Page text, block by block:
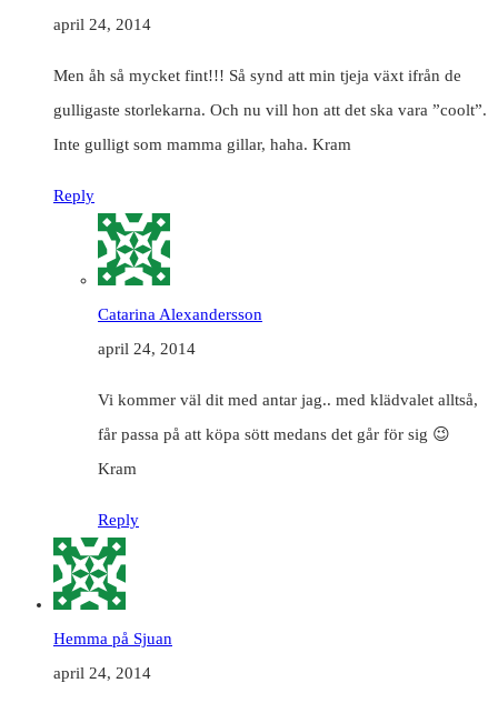
april 24, 2014
Men åh så mycket fint!!! Så synd att min tjeja växt ifrån de
gulligaste storlekarna. Och nu vill hon att det ska vara ”coolt”.
Inte gulligt som mamma gillar, haha. Kram
Reply
Catarina Alexandersson
april 24, 2014
Vi kommer väl dit med antar jag.. med klädvalet alltså,
får passa på att köpa sött medans det går för sig 😉
Kram
Reply
Hemma på Sjuan
april 24, 2014